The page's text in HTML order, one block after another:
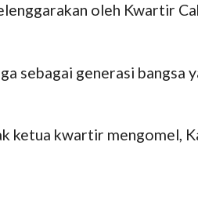
oleh Kwartir
sebagai generasi bangsa
ketua kwartir mengomel,